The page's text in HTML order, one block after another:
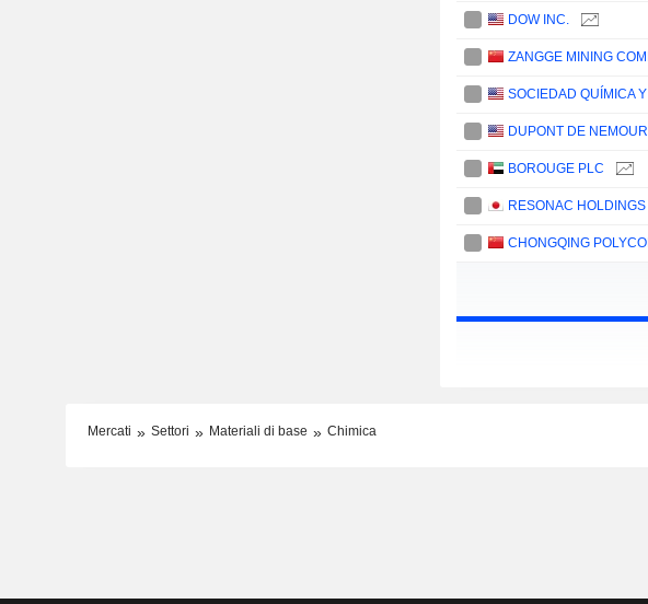
DOW INC.
BOROUGE PLC
Mercati Settori Materiali di base Chimica